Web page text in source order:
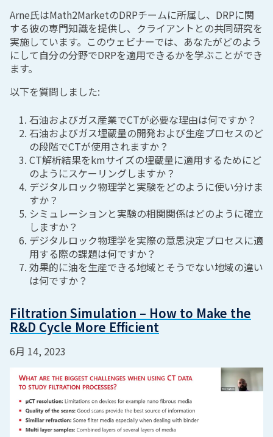
Arne氏はMath2MarketのDRPチームに所属し、DRPに関
する彼の専門知識を提供し、クライアントとの共同研究を
実施しています。このウェビナーでは、あなたがどのよう
にして自分の分野でDRPを適用できるかを学ぶことができ
ます。
以下を質問しました:
石油およびガス産業でCTが必要な理由は何ですか？
石油およびガス埋蔵量の開発および生産プロセスのど
の段階でCTが使用されますか？
CT解析結果をkmサイズの埋蔵量に適用するためにど
のようにスケーリングしますか？
デジタルロック物理学と実験をどのように使い分けま
すか？
シミュレーションと実験の相関関係はどのように確立
しますか？
デジタルロック物理学を実際の意思決定プロセスに適
用する際の課題は何ですか？
効果的に油を生産できる地域とそうでない地域の違い
は何ですか？
Filtration Simulation – How to Make the
R&D Cycle More Efficient
6月 14, 2023